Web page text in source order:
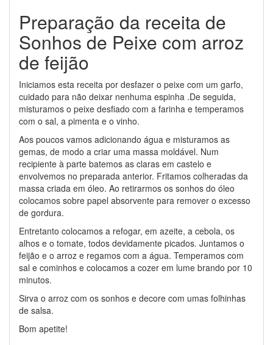
Preparação da receita de
Sonhos de Peixe com arroz
de feijão
Iniciamos esta receita por desfazer o peixe com um garfo,
cuidado para não deixar nenhuma espinha .De seguida,
misturamos o peixe desfiado com a farinha e temperamos
com o sal, a pimenta e o vinho.
Aos poucos vamos adicionando água e misturamos as
gemas, de modo a criar uma massa moldável. Num
recipiente à parte batemos as claras em castelo e
envolvemos no preparada anterior. Fritamos colheradas da
massa criada em óleo. Ao retirarmos os sonhos do óleo
colocamos sobre papel absorvente para remover o excesso
de gordura.
Entretanto colocamos a refogar, em azeite, a cebola, os
alhos e o tomate, todos devidamente picados. Juntamos o
feijão e o arroz e regamos com a água. Temperamos com
sal e cominhos e colocamos a cozer em lume brando por 10
minutos.
Sirva o arroz com os sonhos e decore com umas folhinhas
de salsa.
Bom apetite!